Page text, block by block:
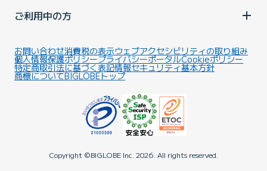
ご利用中の方
お問い合わせ消費税の表示ウェブアクセシビリティの取り組み
個人情報保護ポリシープライバシーポータルCookieポリシー
特定商取引法に基づく表記情報セキュリティ基本方針
商標についてBIGLOBEトップ
Copyright ©BIGLOBE Inc. 2026. All rights reserved.